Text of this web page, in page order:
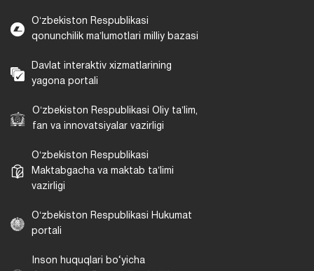
Oʻzbekiston Respublikasi
qonunchilik maʼlumotlari milliy bazasi
Davlat interaktiv xizmatlarining
yagona portali
Oʻzbekiston Respublikasi Oliy taʼlim,
fan va innovatsiyalar vazirligi
Oʻzbekiston Respublikasi
Maktabgacha va maktab taʼlimi
vazirligi
Oʻzbekiston Respublikasi Hukumat
portali
Inson huquqlari bo‘yicha